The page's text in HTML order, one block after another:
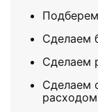
Сделаем
Сделаем
Сделаем